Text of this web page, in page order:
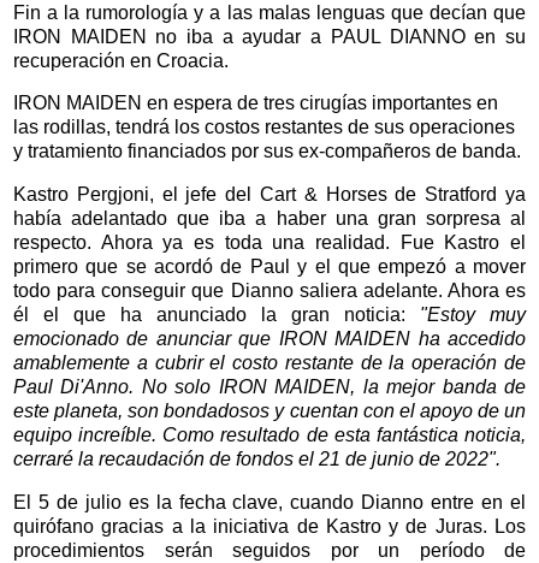
Fin a la rumorología y a las malas lenguas que decían que
IRON MAIDEN no iba a ayudar a PAUL DIANNO en su
recuperación en Croacia.
IRON MAIDEN en espera de tres cirugías importantes en
las rodillas, tendrá los costos restantes de sus operaciones
y tratamiento financiados por sus ex-compañeros de banda.
Kastro Pergjoni, el jefe del Cart & Horses de Stratford ya
había adelantado que iba a haber una gran sorpresa al
respecto. Ahora ya es toda una realidad. Fue Kastro el
primero que se acordó de Paul y el que empezó a mover
todo para conseguir que Dianno saliera adelante. Ahora es
él el que ha anunciado la gran noticia: "Estoy muy
emocionado de anunciar que IRON MAIDEN ha accedido
amablemente a cubrir el costo restante de la operación de
Paul Di'Anno. No solo IRON MAIDEN, la mejor banda de
este planeta, son bondadosos y cuentan con el apoyo de un
equipo increíble. Como resultado de esta fantástica noticia,
cerraré la recaudación de fondos el 21 de junio de 2022".
El 5 de julio es la fecha clave, cuando Dianno entre en el
quirófano gracias a la iniciativa de Kastro y de Juras. Los
procedimientos serán seguidos por un período de